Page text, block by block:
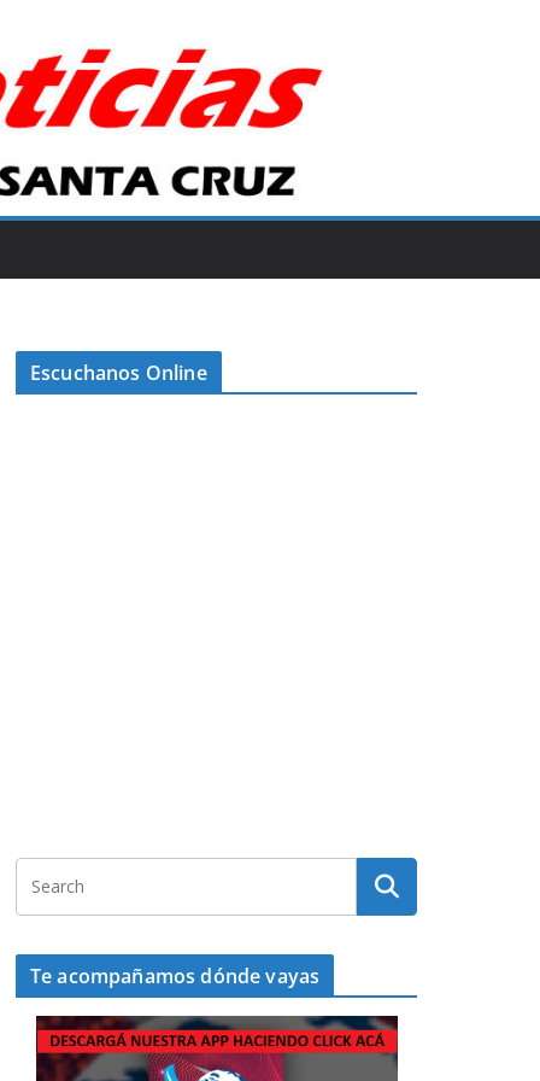
Escuchanos Online
Te acompañamos dónde vayas